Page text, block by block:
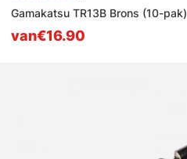
Gamakatsu TR13B Brons (10-pak)
van€16.90